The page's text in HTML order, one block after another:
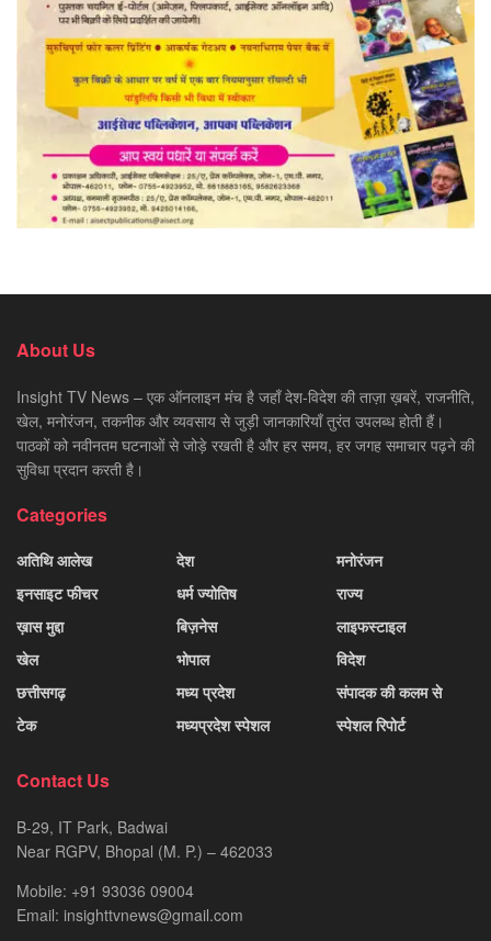
About Us
Insight TV News – एक ऑनलाइन मंच है जहाँ देश-विदेश की ताज़ा ख़बरें, राजनीति,
खेल, मनोरंजन, तकनीक और व्यवसाय से जुड़ी जानकारियाँ तुरंत उपलब्ध होती हैं।
पाठकों को नवीनतम घटनाओं से जोड़े रखती है और हर समय, हर जगह समाचार पढ़ने की
सुविधा प्रदान करती है।
Categories
अतिथि आलेख
इनसाइट फीचर
ख़ास मुद्दा
खेल
छत्तीसगढ़
टेक
देश
धर्म ज्योतिष
बिज़नेस
भोपाल
मध्य प्रदेश
मध्यप्रदेश स्पेशल
मनोरंजन
राज्य
लाइफस्टाइल
विदेश
संपादक की कलम से
स्पेशल रिपोर्ट
Contact Us
B-29, IT Park, Badwai
Near RGPV, Bhopal (M. P.) – 462033
Mobile: +91 93036 09004
Email: insighttvnews@gmail.com